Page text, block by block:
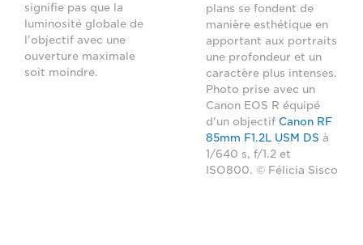
signifie pas que la
luminosité globale de
l'objectif avec une
ouverture maximale
soit moindre.
plans se fondent de
manière esthétique en
apportant aux portraits
une profondeur et un
caractère plus intenses.
Photo prise avec un
Canon EOS R équipé
d'un objectif Canon RF
85mm F1.2L USM DS à
1/640 s, f/1.2 et
ISO800. © Félicia Sisco